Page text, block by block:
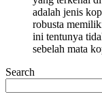
adalah jenis
robusta
ini tentunya
sebelah mata
Search